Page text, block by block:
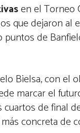
en el Torneo
que dejaron al
puntos de
Bielsa, con el
marcar el
de final
concreta de